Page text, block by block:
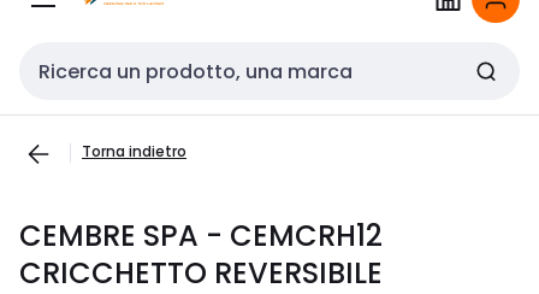
Cerca input
Torna indietro
CEMBRE SPA - CEMCRH12
CRICCHETTO REVERSIBILE